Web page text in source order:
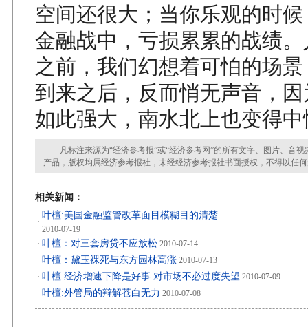
空间还很大；当你乐观的时
金融战中，亏损累累的战绩
之前，我们幻想着可怕的场
到来之后，反而悄无声音，
如此强大，南水北上也变得
凡标注来源为“经济参考报”或“经济参考网”的所有文字、图片、音视
产品，版权均属经济参考报社，未经经济参考报社书面授权，不得以任
相关新闻：
·
叶檀:美国金融监管改革面目模糊目的清楚
2010-07-19
· 叶檀：对三套房贷不应放松 2010-07-14
· 叶檀：黛玉裸死与东方园林高涨 2010-07-13
· 叶檀:经济增速下降是好事 对市场不必过度失望 2010-07-09
· 叶檀:外管局的辩解苍白无力 2010-07-08